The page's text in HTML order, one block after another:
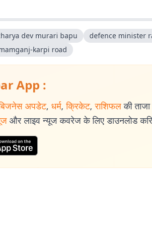
dev murari bapu
defence minister
karpi road
App :
अपडेट, धर्म, क्रिकेट, राशिफल की
और लाइव न्यूज कवरेज के लिए डाउनलोड